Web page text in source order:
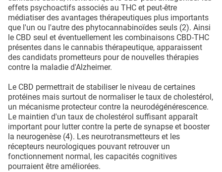
effets psychoactifs associés au THC et peut-être
médiatiser des avantages thérapeutiques plus importants
que l'un ou l'autre des phytocannabinoïdes seuls (2). Ainsi
le CBD seul et éventuellement les combinaisons CBD-THC
présentes dans le cannabis thérapeutique, apparaissent
des candidats prometteurs pour de nouvelles thérapies
contre la maladie d'Alzheimer.
Le CBD permettrait de stabiliser le niveau de certaines
protéines mais surtout de normaliser le taux de cholestérol,
un mécanisme protecteur contre la neurodégénérescence.
Le maintien d'un taux de cholestérol suffisant apparaît
important pour lutter contre la perte de synapse et booster
la neurogenèse (4). Les neurotransmetteurs et les
récepteurs neurologiques pouvant retrouver un
fonctionnement normal, les capacités cognitives
pourraient être améliorées.